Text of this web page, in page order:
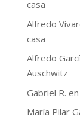
casa
Alfredo
casa
Alfredo
Auschwitz
Gabriel R. en
María Pilar